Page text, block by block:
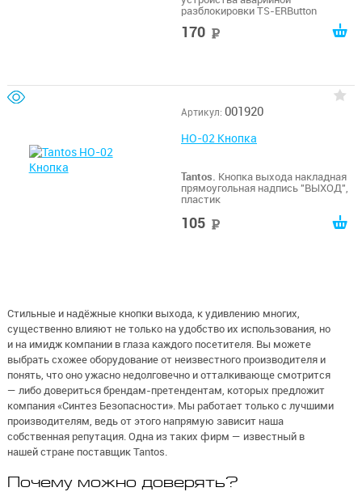
разблокировки TS-ERButton
170
Артикул: 001920
HO-02 Кнопка
Tantos. Кнопка выхода накладная
прямоугольная надпись "ВЫХОД",
пластик
105
Стильные и надёжные кнопки выхода, к удивлению многих,
существенно влияют не только на удобство их использования, но
и на имидж компании в глаза каждого посетителя. Вы можете
выбрать схожее оборудование от неизвестного производителя и
понять, что оно ужасно недолговечно и отталкивающе смотрится
— либо довериться брендам-претендентам, которых предложит
компания «Синтез Безопасности». Мы работает только с лучшими
производителям, ведь от этого напрямую зависит наша
собственная репутация. Одна из таких фирм — известный в
нашей стране поставщик Tantos.
Почему можно доверять?